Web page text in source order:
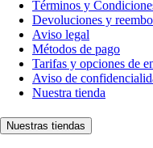
Términos y
Devoluciones y
Aviso legal
Métodos de pago
Tarifas y opciones de
Aviso de
Nuestra tienda
Nuestras tiendas